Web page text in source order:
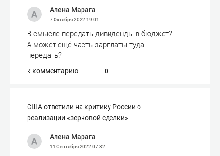
Алена Марага
7 Октября 2022 19:01
В смысле передать дивиденды в бюджет?
А может ещё часть зарплаты туда
передать?
к комментарию 0
США ответили на критику России о
реализации «зерновой сделки»
Алена Марага
11 Сентября 2022 07:32